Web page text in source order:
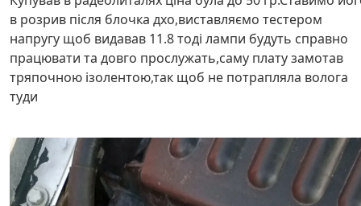
в розрив після блочка дхо,виставляємо тестером
напругу щоб видавав 11.8 тоді лампи будуть справно
працювати та довго прослужать,саму плату замотав
тряпочною ізолентою,так щоб не потрапляла волога
туди